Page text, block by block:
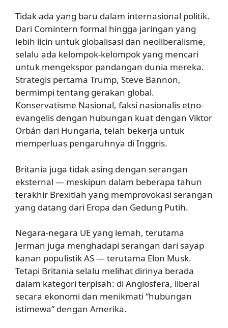
Tidak ada yang baru dalam internasional politik.
Dari Comintern formal hingga jaringan yang
lebih licin untuk globalisasi dan neoliberalisme,
selalu ada kelompok-kelompok yang mencari
untuk mengekspor pandangan dunia mereka.
Strategis pertama Trump, Steve Bannon,
bermimpi tentang gerakan global.
Konservatisme Nasional, faksi nasionalis etno-
evangelis dengan hubungan kuat dengan Viktor
Orbán dari Hungaria, telah bekerja untuk
memperluas pengaruhnya di Inggris.
Britania juga tidak asing dengan serangan
eksternal — meskipun dalam beberapa tahun
terakhir Brexitlah yang memprovokasi serangan
yang datang dari Eropa dan Gedung Putih.
Negara-negara UE yang lemah, terutama
Jerman juga menghadapi serangan dari sayap
kanan populistik AS — terutama Elon Musk.
Tetapi Britania selalu melihat dirinya berada
dalam kategori terpisah: di Anglosfera, liberal
secara ekonomi dan menikmati “hubungan
istimewa” dengan Amerika.